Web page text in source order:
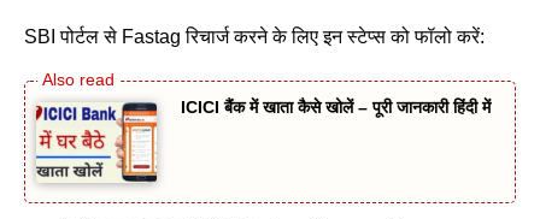
SBI पोर्टल से Fastag रिचार्ज करने के लिए इन स्टेप्स को फॉलो करें:
ICICI बैंक में खाता कैसे खोलें – पूरी जानकारी हिंदी में